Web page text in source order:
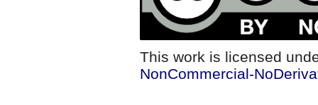
This work is licensed
NonCommercial-